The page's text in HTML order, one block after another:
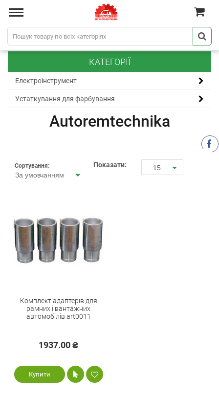
КАТЕГОРІЇ
Електроінструмент
Устаткування для фарбування
Autoremtechnika
Сортування:
За умовчанням
Показати: 15
Комплект адаптерів для
рамних і вантажних
автомобілів art0011
1937.00 ₴
Купити